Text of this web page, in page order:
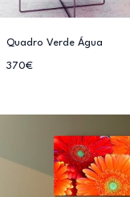
Quadro Verde Água
370€